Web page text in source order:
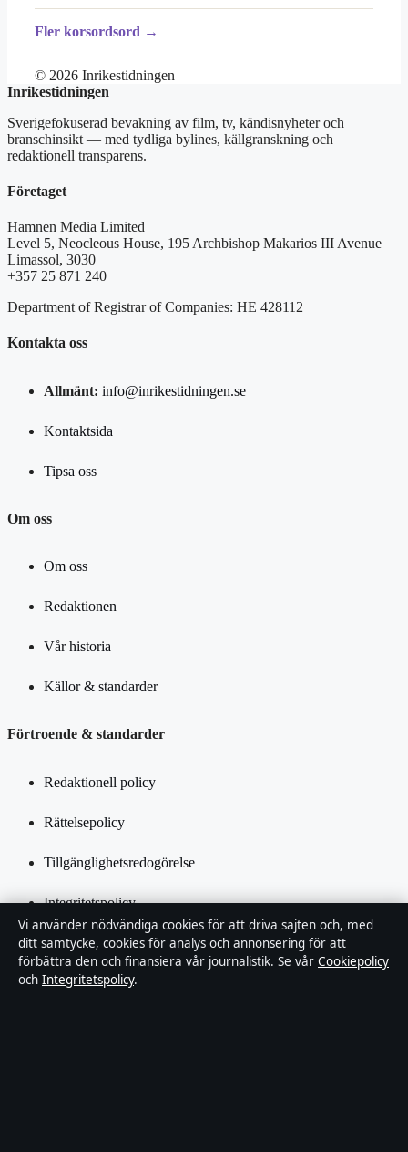
Fler korsordsord →
© 2026 Inrikestidningen
Inrikestidningen
Sverigefokuserad bevakning av film, tv, kändisnyheter och
branschinsikt — med tydliga bylines, källgranskning och
redaktionell transparens.
Företaget
Hamnen Media Limited
Level 5, Neocleous House, 195 Archbishop Makarios III Avenue
Limassol, 3030
+357 25 871 240
Department of Registrar of Companies: HE 428112
Kontakta oss
Allmänt: info@inrikestidningen.se
Kontaktsida
Tipsa oss
Om oss
Om oss
Redaktionen
Vår historia
Källor & standarder
Förtroende & standarder
Redaktionell policy
Rättelsepolicy
Tillgänglighetsredogörelse
Integritetspolicy
Kändisar & integritet
Om Inrikestidningen i korthet
Vi använder nödvändiga cookies för att driva sajten och, med
ditt samtycke, cookies för analys och annonsering för att
förbättra den och finansiera vår journalistik. Se vår Cookiepolicy
och Integritetspolicy.